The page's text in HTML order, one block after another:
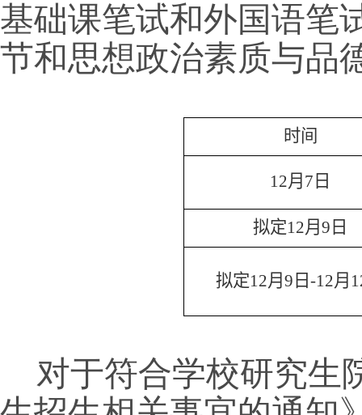
基础课笔试和外国语笔
节和思想政治素质与品
时间
12月7日
拟定12月9日
拟定12月9日-12月
对于符合学校研究生